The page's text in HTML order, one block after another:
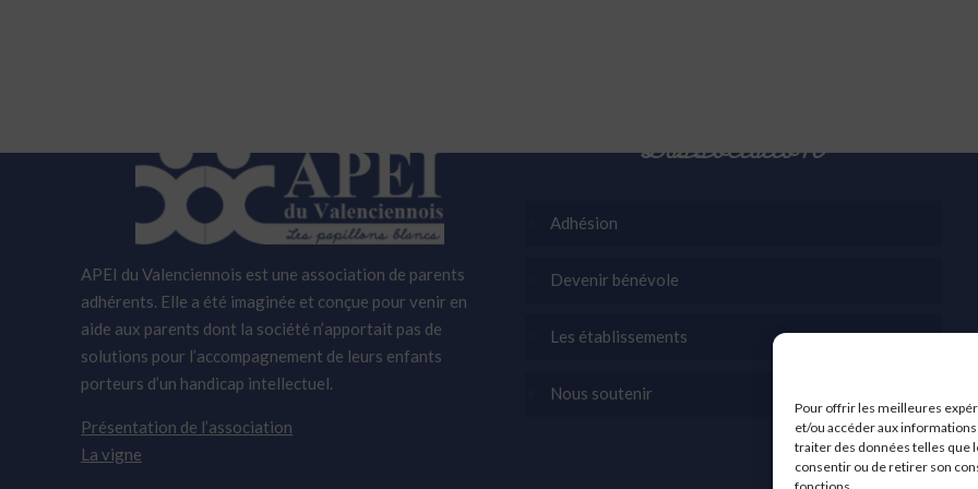
Pour offrir les meilleures
et/ou accéder aux
traiter des données telles que
consentir ou de retirer son
APEI du Valenciennois est une association de parents
adhérents. Elle a été imaginée et conçue pour venir en
aide aux parents dont la société n’apportait pas de
solutions pour l’accompagnement de leurs enfants
porteurs d’un handicap intellectuel.
Présentation de l’association
La vigne
L’association
Adhésion
Devenir bénévole
Les établissements
Nous soutenir